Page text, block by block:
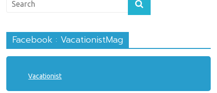
Facebook : VacationistMag
Vacationist